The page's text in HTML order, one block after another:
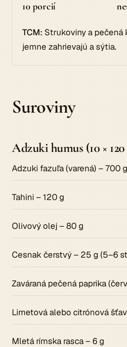
10 porcií
TCM: Strukoviny a pečená
jemne zahrievajú a sýtia.
Suroviny
Adzuki humus (10 ×
Adzuki fazuľa (varená) – 700 g
Tahini – 120 g
Olivový olej – 80 g
Cesnak čerstvý – 25 g (5–6
Zaváraná pečená paprika
Limetová alebo citrónová
Mletá rímska rasca – 6 g